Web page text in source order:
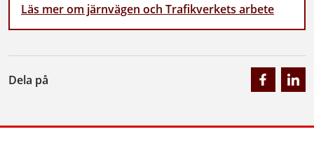
Läs mer om järnvägen och Trafikverkets arbete
Dela på